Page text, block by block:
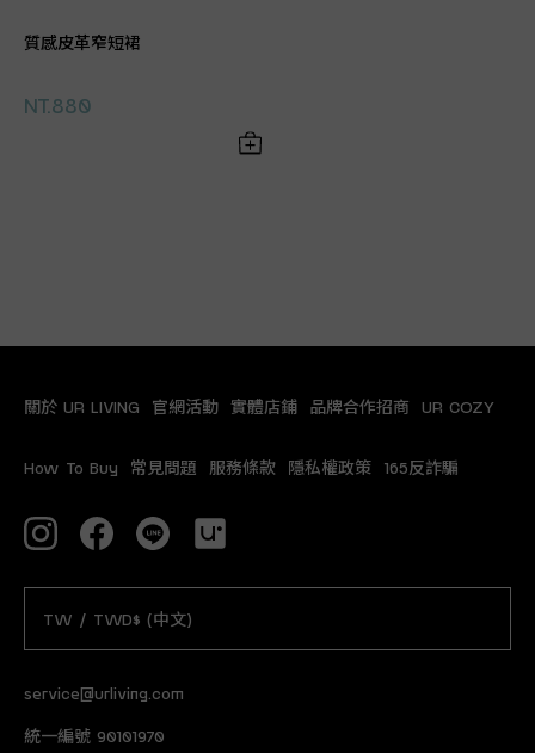
質感皮革窄短裙
NT.880
service@urliving.com
統一編號 90101970
關於 UR LIVING 官網活動 實體店鋪 品牌合作招商 UR COZY
How To Buy 常見問題 服務條款 隱私權政策 165反詐騙
TW / TWD$ (中文)